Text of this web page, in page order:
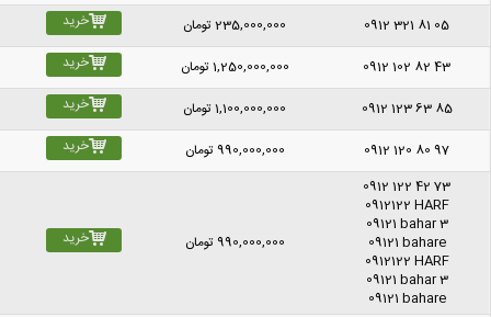
0912 321 81 05
235,000,000تومان خرید
0912 102 82 43
1,250,000,000تومان خرید
0912 123 63 85
1,100,000,000تومان خرید
0912 120 80 97
990,000,000تومان
خرید
0912 122 42 73
0912122 HARF
09121 bahar 3
09121 bahare
0912122 HARF
09121 bahar 3
09121 bahare
990,000,000تومان خرید